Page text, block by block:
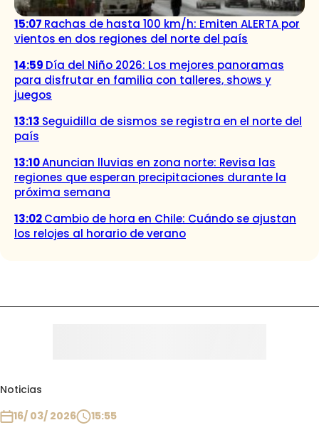
15:07 Rachas de hasta 100 km/h: Emiten ALERTA por
vientos en dos regiones del norte del país
14:59 Día del Niño 2026: Los mejores panoramas
para disfrutar en familia con talleres, shows y
juegos
13:13 Seguidilla de sismos se registra en el norte del
país
13:10Anuncian lluvias en zona norte: Revisa las
regiones que esperan precipitaciones durante la
próxima semana
13:02Cambio de hora en Chile: Cuándo se ajustan
los relojes al horario de verano
Noticias
16/ 03/ 2026
15:55